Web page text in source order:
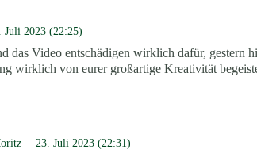
Juli 2023 (22:25)
das Video entschädigen wirklich dafür, gestern
wirklich von eurer großartige Kreativität
23. Juli 2023 (22:31)